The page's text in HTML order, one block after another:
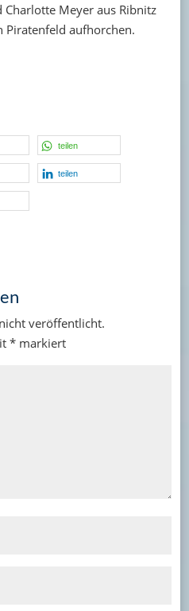
Charlotte Meyer aus Ribnitz
Piratenfeld aufhorchen.
teilen
teilen
veröffentlicht.
*markiert